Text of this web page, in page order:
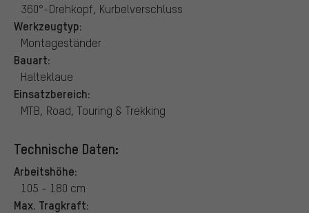
360°-Drehkopf, Kurbelverschluss
Werkzeugtyp:
Montageständer
Bauart:
Halteklaue
Einsatzbereich:
MTB, Road, Touring & Trekking
Technische Daten:
Arbeitshöhe:
105 - 180 cm
Max. Tragkraft: